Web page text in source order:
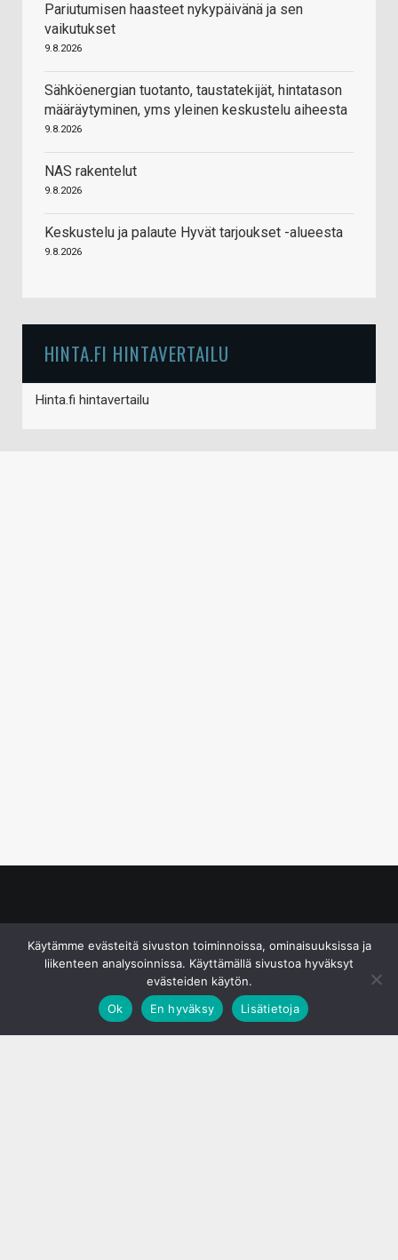
Pariutumisen haasteet nykypäivänä ja sen
vaikutukset
9.8.2026
Sähköenergian tuotanto, taustatekijät, hintatason
määräytyminen, yms yleinen keskustelu aiheesta
9.8.2026
NAS rakentelut
9.8.2026
Keskustelu ja palaute Hyvät tarjoukset -alueesta
9.8.2026
HINTA.FI HINTAVERTAILU
Hinta.fi hintavertailu
Käytämme evästeitä sivuston toiminnoissa, ominaisuuksissa ja
liikenteen analysoinnissa. Käyttämällä sivustoa hyväksyt
evästeiden käytön.
Ok
En hyväksy Lisätietoja